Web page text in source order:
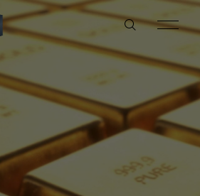
العربية ENGLISH